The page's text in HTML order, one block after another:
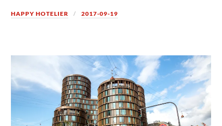
HAPPY HOTELIER 2017-09-19